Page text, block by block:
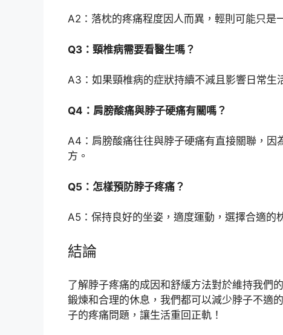
A2：落枕的疼痛程度因人而異，輕則可能只是
Q3：頸椎病需要看醫生嗎？
A3：如果頸椎病的症狀持續不減且影響日常生
Q4：肩膀酸痛與脖子硬痛有關嗎？
A4：肩膀酸痛往往與脖子硬痛有直接關聯，
方。
Q5：怎樣預防脖子疼痛？
A5：保持良好的坐姿，適度運動，選擇合適的
結論
了解脖子疼痛的成因和舒緩方法對於維持我們
鍛煉和合理的休息，我們都可以減少脖子不適
子的疼痛問題，讓生活重回正軌！